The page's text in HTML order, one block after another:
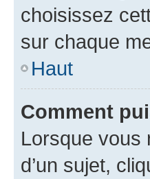
choisissez
sur chaque
Haut
Comment
Lorsque vous
d’un sujet,